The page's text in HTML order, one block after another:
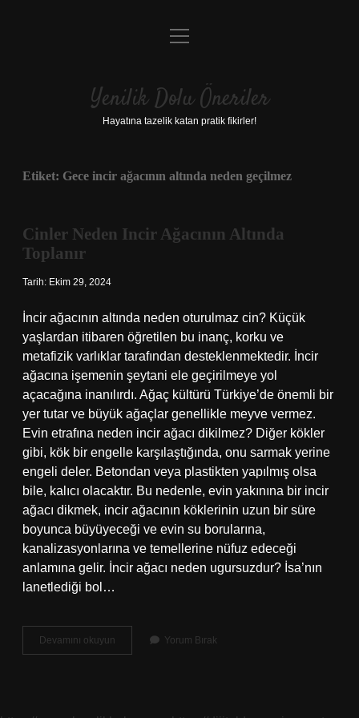
Anasayfa
Yasal Uyarı
menüyü
Yenilik Dolu Öneriler
Hayatına tazelik katan pratik fikirler!
Etiket: Gece incir ağacının altında neden geçilmez
Cinler Neden Incir Ağacının Altında
Toplanır
Tarih: Ekim 29, 2024
İncir ağacının altında neden oturulmaz cin? Küçük
yaşlardan itibaren öğretilen bu inanç, korku ve
metafizik varlıklar tarafından desteklenmektedir. İncir
ağacına işemenin şeytani ele geçirilmeye yol
açacağına inanılırdı. Ağaç kültürü Türkiye’de önemli bir
yer tutar ve büyük ağaçlar genellikle meyve vermez.
Evin etrafına neden incir ağacı dikilmez? Diğer kökler
gibi, kök bir engelle karşılaştığında, onu sarmak yerine
engeli deler. Betondan veya plastikten yapılmış olsa
bile, kalıcı olacaktır. Bu nedenle, evin yakınına bir incir
ağacı dikmek, incir ağacının köklerinin uzun bir süre
boyunca büyüyeceği ve evin su borularına,
kanalizasyonlarına ve temellerine nüfuz edeceği
anlamına gelir. İncir ağacı neden ugursuzdur? İsa’nın
lanetlediği bol…
Devamını okuyun
Neden
Yorum Bırak